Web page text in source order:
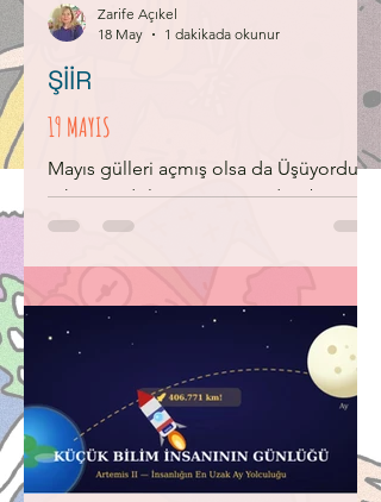
annesini, ba
19 MAYIS
Mayıs gülleri açmış olsa da Üşüyordu
ruhu Anadolu’nun. Vatana dört bir
yandan Üşüşmüştü kahrolası düşman.
Karanlığın içinden, adı kara bir
denizden Işık olup doğdu Bandırma
Gemisinden! Bağımsızlık kıvılcımları.
Parladı Samsun’dan 19 Mayıs’ta Başladı
ısınmaya Anadolu. Asla sönmeyecek
olan Tam bağımsızlık meşalesi yakıldı.
19 Mayıs 1919’da Kurtuluşun ilk adımı
ŞİİR
Zarife Açıkel
18 May
1 dakikada okunur